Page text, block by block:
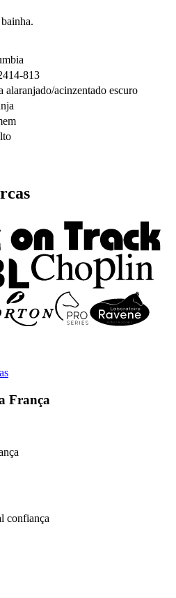
813
alaranjado/acinzentado escuro
França
confiança